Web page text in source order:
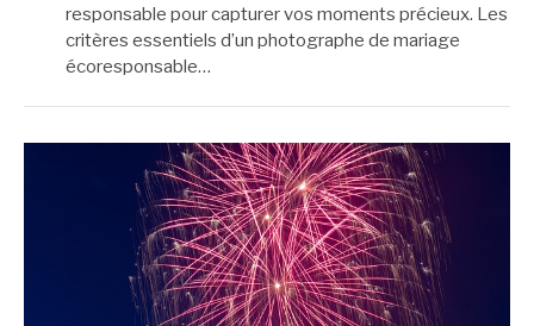
responsable pour capturer vos moments précieux. Les
critères essentiels d’un photographe de mariage
écoresponsable…